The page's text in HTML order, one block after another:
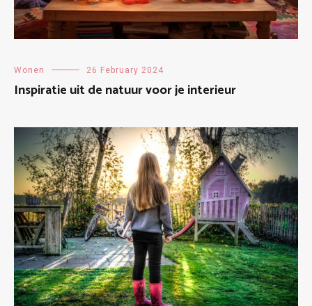
Wonen 26 February 2024
Inspiratie uit de natuur voor je interieur